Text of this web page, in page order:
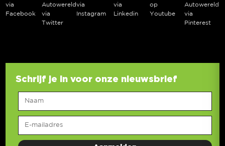
via
Facebook
Autowereld
via
Twitter
via
Instagram
via
Linkedin
op
Youtube
Autowereld
via
Pinterest
Schrijf je in voor onze nieuwsbrief